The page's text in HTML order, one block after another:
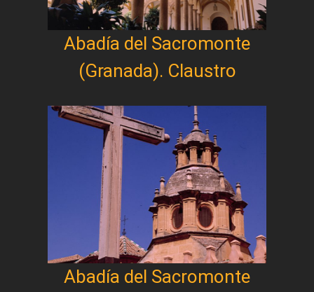
Abadía del Sacromonte
(Granada). Claustro
Abadía del Sacromonte